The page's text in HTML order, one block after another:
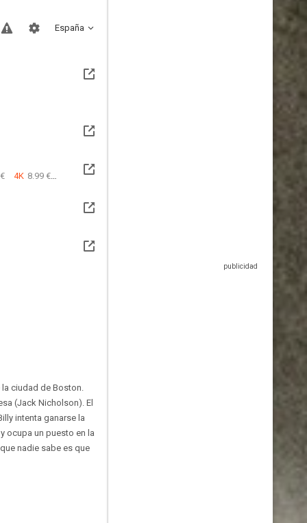
España
4K 8.99 €
ciudad de Boston.
(Jack Nicholson). El
intenta ganarse la
ocupa un puesto en la
nadie sabe es que